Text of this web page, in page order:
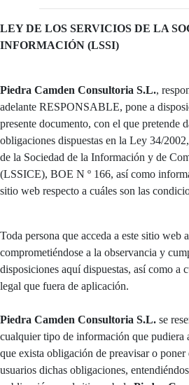
LEY DE LOS SERVICIOS DE LA
INFORMACIÓN (LSSI)
Piedra Camden Consultoria S.L.,
adelante RESPONSABLE, pone a
presente documento, con el que pretende
obligaciones dispuestas en la Ley 34/
de la Sociedad de la Información y de
(LSSICE), BOE N º 166, así como
sitio web respecto a cuáles son las
Toda persona que acceda a este sitio web
comprometiéndose a la observancia y
disposiciones aquí dispuestas, así como a
legal que fuera de aplicación.
Piedra Camden Consultoria S.L. se
cualquier tipo de información que pudiera
que exista obligación de preavisar o
usuarios dichas obligaciones,